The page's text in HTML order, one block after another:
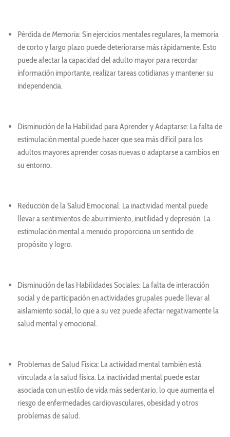
Pérdida de Memoria: Sin ejercicios mentales regulares, la memoria
de corto y largo plazo puede deteriorarse más rápidamente. Esto
puede afectar la capacidad del adulto mayor para recordar
información importante, realizar tareas cotidianas y mantener su
independencia.
Disminución de la Habilidad para Aprender y Adaptarse: La falta de
estimulación mental puede hacer que sea más difícil para los
adultos mayores aprender cosas nuevas o adaptarse a cambios en
su entorno.
Reducción de la Salud Emocional: La inactividad mental puede
llevar a sentimientos de aburrimiento, inutilidad y depresión. La
estimulación mental a menudo proporciona un sentido de
propósito y logro.
Disminución de las Habilidades Sociales: La falta de interacción
social y de participación en actividades grupales puede llevar al
aislamiento social, lo que a su vez puede afectar negativamente la
salud mental y emocional.
Problemas de Salud Física: La actividad mental también está
vinculada a la salud física. La inactividad mental puede estar
asociada con un estilo de vida más sedentario, lo que aumenta el
riesgo de enfermedades cardiovasculares, obesidad y otros
problemas de salud.